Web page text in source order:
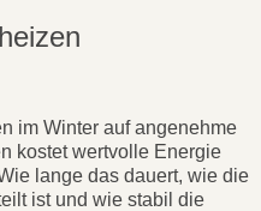
im Winter auf angenehme
kostet wertvolle Energie
lange das dauert, wie die
ist und wie stabil die